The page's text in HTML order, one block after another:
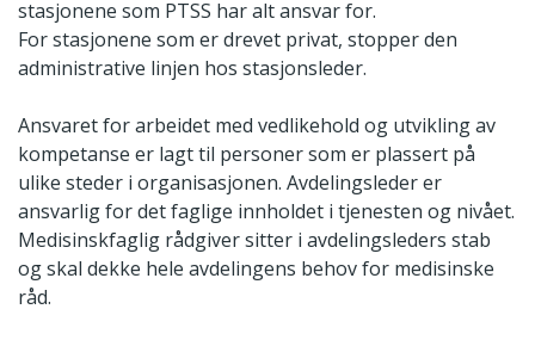
stasjonene som PTSS har alt ansvar for.
For stasjonene som er drevet privat, stopper den
administrative linjen hos stasjonsleder.
Ansvaret for arbeidet med vedlikehold og utvikling av
kompetanse er lagt til personer som er plassert på
ulike steder i organisasjonen. Avdelingsleder er
ansvarlig for det faglige innholdet i tjenesten og nivået.
Medisinskfaglig rådgiver sitter i avdelingsleders stab
og skal dekke hele avdelingens behov for medisinske
råd.